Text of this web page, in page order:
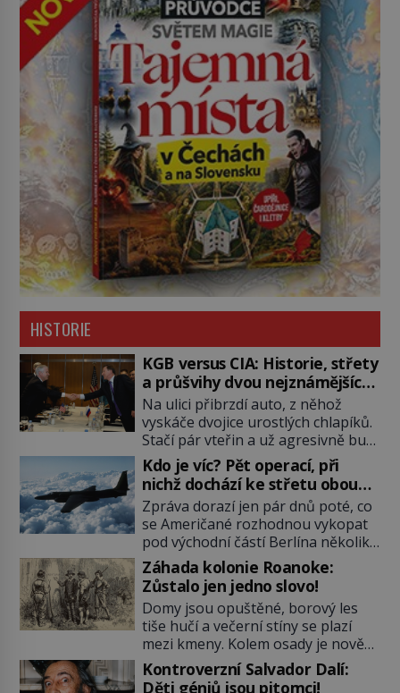
HISTORIE
KGB versus CIA: Historie, střety
a průšvihy dvou nejznámějších
tajných služeb historie
Na ulici přibrzdí auto, z něhož
vyskáče dvojice urostlých chlapíků.
Stačí pár vteřin a už agresivně buší
na dveře. O další okamžik později
vlečou nebožáka do auta, a pak už
ho nikdy nikdo nespatří. Dostal se
totiž do rukou všemocné KGB. Jako
sourozenci, kteří si nemohou přijít
na jméno. Neustále se předhání v
plánování sabotáží, […]
Kdo je víc? Pět operací, při
nichž dochází ke střetu obou
tajných služeb
Zpráva dorazí jen pár dnů poté, co
se Američané rozhodnou vykopat
pod východní částí Berlína několik
stovek metrů dlouhý tunel. Sověti
na sobě nenechají nic znát a
nechají nepřítele, aby si myslel, že
je přechytračil. Cennou informaci
jim dodá jeden z agentů. Oba
tábory jsou zvyklé působit v pozadí
a podle situace tlačit, jak oni […]
Záhada kolonie Roanoke:
Zůstalo jen jedno slovo!
Domy jsou opuštěné, borový les
tiše hučí a večerní stíny se plazí
mezi kmeny. Kolem osady je nově
postavená palisáda, ale ani to
nejspíš nedokáže osadníky
Kontroverzní Salvador Dalí:
Děti géniů jsou pitomci!